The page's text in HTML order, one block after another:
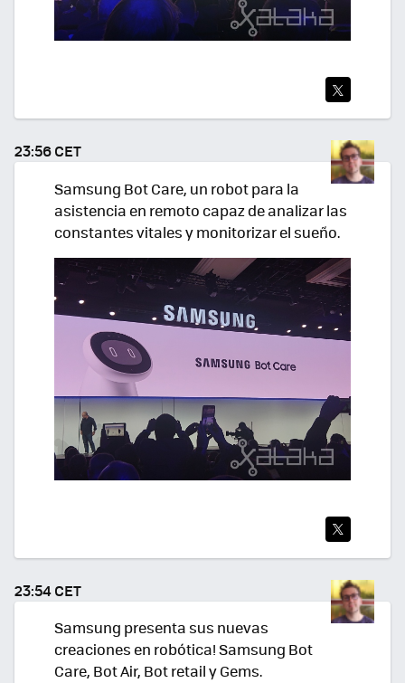
TWI
TEA
R
23:56 CET
Samsung Bot Care, un robot para la
asistencia en remoto capaz de analizar las
constantes vitales y monitorizar el sueño.
TWI
TEA
R
23:54 CET
Samsung presenta sus nuevas
creaciones en robótica! Samsung Bot
Care, Bot Air, Bot retail y Gems.